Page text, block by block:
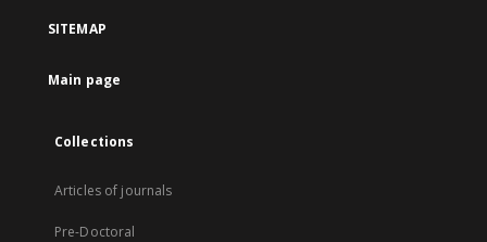
SITEMAP
Main page
Collections
Articles of journals
Pre-Doctoral